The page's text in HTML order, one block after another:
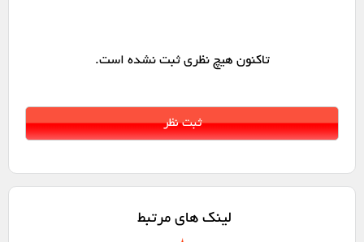
تاکنون هیچ نظری ثبت نشده است.
لینک های مرتبط